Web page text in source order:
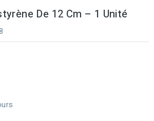
De 12 Cm – 1 Unité